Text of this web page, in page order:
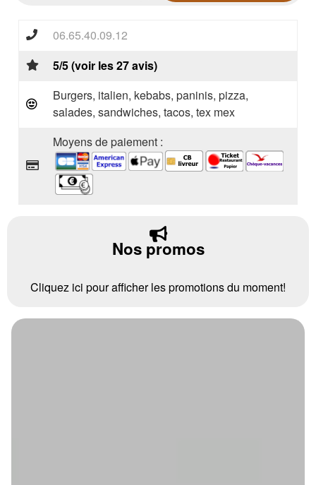
06.65.40.09.12
5/5 (voir les 27 avis)
Burgers, italien, kebabs, paninis, pizza,
salades, sandwiches, tacos, tex mex
Moyens de paiement :
Nos promos
Cliquez ici pour afficher les promotions du moment!